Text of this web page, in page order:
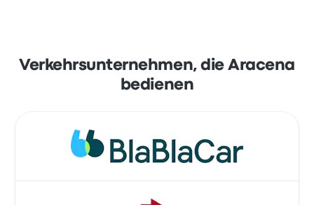
Verkehrsunternehmen, die Aracena
bedienen